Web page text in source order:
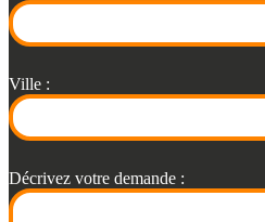
Ville :
Décrivez votre demande :